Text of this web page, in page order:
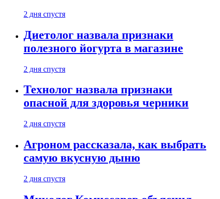
2 дня спустя
Диетолог назвала признаки
полезного йогурта в магазине
2 дня спустя
Технолог назвала признаки
опасной для здоровья черники
2 дня спустя
Агроном рассказала, как выбрать
самую вкусную дыню
2 дня спустя